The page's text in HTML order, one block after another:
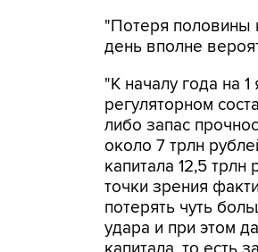
"Потеря половины
день вполне
"К началу года на
регуляторном
либо запас
около 7 трлн
капитала 12,5
точки зрения
потерять чуть
удара и при этом